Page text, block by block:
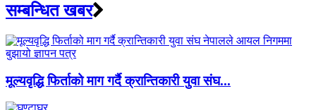
सम्बन्धित खबर
मूल्यवृद्धि फिर्ताको माग गर्दै क्रान्तिकारी युवा संघ...